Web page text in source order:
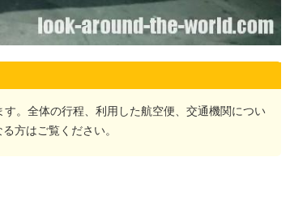
。全体の行程、利用した航空便、交通機関につい
方はご覧ください。